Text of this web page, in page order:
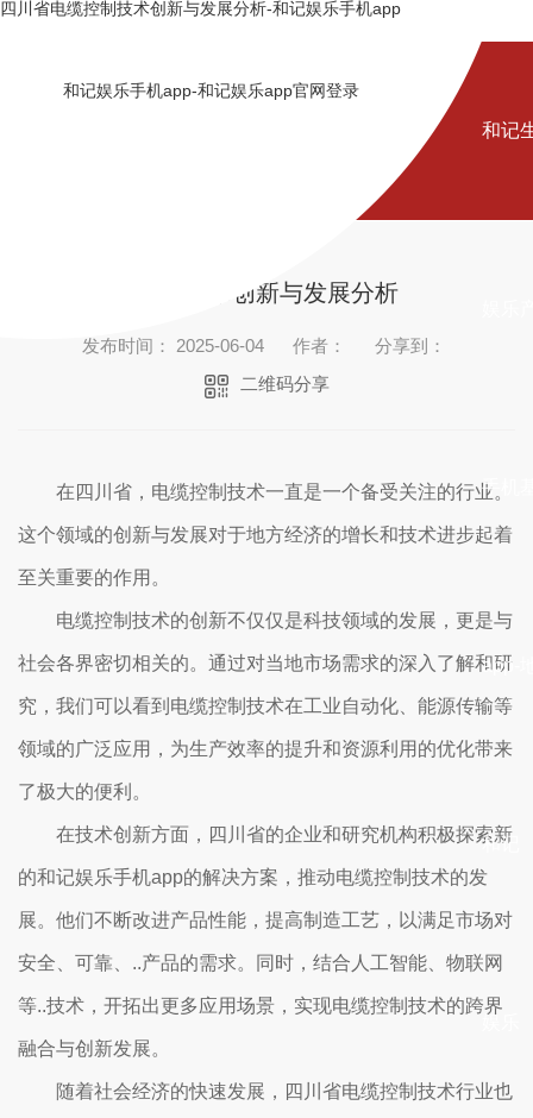
四川省电缆控制技术创新与发展分析-和记娱乐手机app
和记娱乐手机app-和记娱乐app官网登录
和记
手机
app-
和记
四川省电缆控制技术创新与发展分析
发布时间： 2025-06-04 作者：
分享到：
二维码分享
在四川省，电缆控制技术一直是一个备受关注的行业。
这个领域的创新与发展对于地方经济的增长和技术进步起着
至关重要的作用。
电缆控制技术的创新不仅仅是科技领域的发展，更是与
社会各界密切相关的。通过对当地市场需求的深入了解和研
究，我们可以看到电缆控制技术在工业自动化、能源传输等
领域的广泛应用，为生产效率的提升和资源利用的优化带来
了极大的便利。
在技术创新方面，四川省的企业和研究机构积极探索新
的和记娱乐手机app的解决方案，推动电缆控制技术的发
展。他们不断改进产品性能，提高制造工艺，以满足市场对
安全、可靠、..产品的需求。同时，结合人工智能、物联网
等..技术，开拓出更多应用场景，实现电缆控制技术的跨界
融合与创新发展。
随着社会经济的快速发展，四川省电缆控制技术行业也